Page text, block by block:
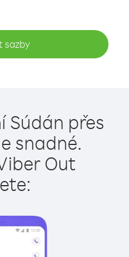
sazby
Súdán přes
snadné.
Out